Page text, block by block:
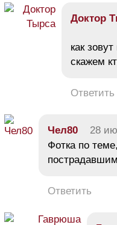
Доктор
как
скажем
Ответить
Чел80 28
Фотка по
Ответить